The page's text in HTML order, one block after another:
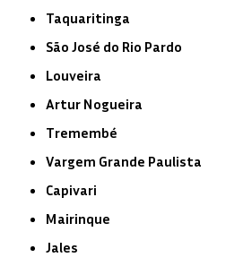
Taquaritinga
São José do Rio Pardo
Louveira
Artur Nogueira
Tremembé
Vargem Grande Paulista
Capivari
Mairinque
Jales